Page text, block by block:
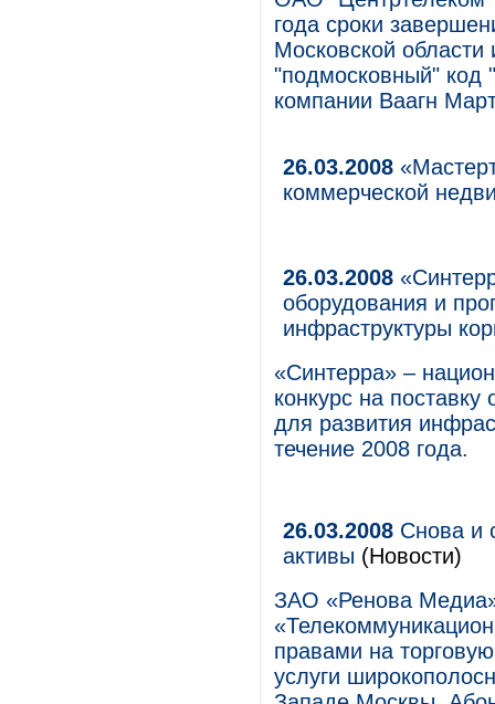
года сроки
Московской области
"подмосковный" код
компании Ваагн
26.03.2008
коммерческой
26.03.2008
оборудования и
инфраструктуры
«Синтерра» –
конкурс на
для развития
течение 2008 года.
26.03.2008 Снова и
активы (Новости)
ЗАО «Ренова
правами на
услуги